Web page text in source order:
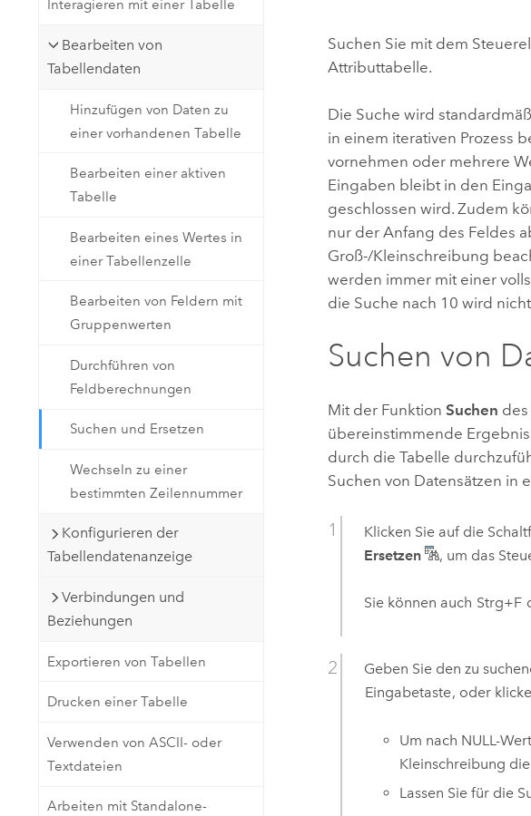
Erstellen Sie Anwendungen für
die Kartenerstellung und
Alle Produkte
Interagieren mit einer Tabelle
Bearbeiten von
Tabellendaten
Hinzufügen von Daten zu
einer vorhandenen Tabelle
Bearbeiten einer aktiven
Tabelle
Bearbeiten eines Wertes in
einer Tabellenzelle
Bearbeiten von Feldern mit
Gruppenwerten
Durchführen von
Feldberechnungen
Suchen und Ersetzen
Wechseln zu einer
bestimmten Zeilennummer
Konfigurieren der
Tabellendatenanzeige
Verbindungen und
Beziehungen
Exportieren von Tabellen
Drucken einer Tabelle
Verwenden von ASCII- oder
Textdateien
Arbeiten mit Standalone-
Suchen Sie mit dem
Attributtabelle.
Die Suche wird
in einem iterativen Prozess
vornehmen oder mehrere
Eingaben bleibt in den
geschlossen wird. Zudem
nur der Anfang des Feldes
Groß-/Kleinschreibung
werden immer mit einer
die Suche nach 10 wird
Suchen von
Mit der FunktionSuchen
übereinstimmende
durch die Tabelle
Suchen von Datensätzen in
Klicken Sie auf die
Ersetzen
, um das
Sie können auch Strg+F
Geben Sie den zu
Eingabetaste, oder
Um nach NULL-
Kleinschreibung
Lassen Sie für die